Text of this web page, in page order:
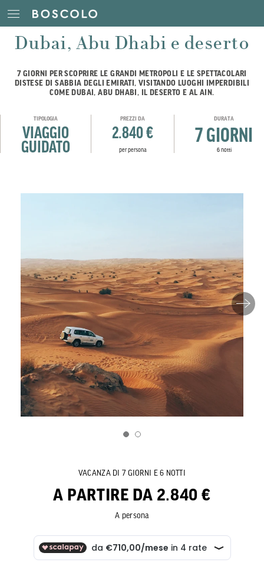
Dubai, Abu Dhabi e deserto
7 GIORNI PER SCOPRIRE LE GRANDI METROPOLI E LE SPETTACOLARI
DISTESE DI SABBIA DEGLI EMIRATI, VISITANDO LUOGHI IMPERDIBILI
COME DUBAI, ABU DHABI, IL DESERTO E AL AIN.
TIPOLOGIA
VIAGGIO
GUIDATO
PREZZI DA
2.840 €
per persona
DURATA
7 GIORNI
6 notti
VACANZA DI 7 GIORNI E 6 NOTTI
A PARTIRE DA 2.840 €
A persona